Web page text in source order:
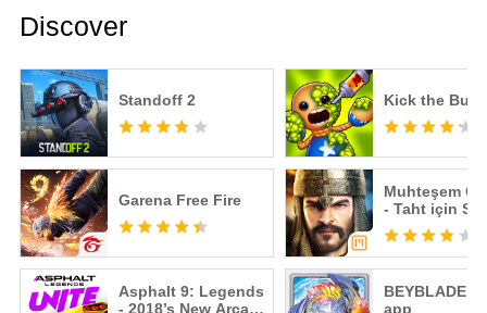
Discover
Standoff 2 Kick the
Garena Free Fire
Muhteşem
- Taht için
Savaşı
Asphalt 9: Legends
- 2018’s New Arcade
BEYBLADE
app